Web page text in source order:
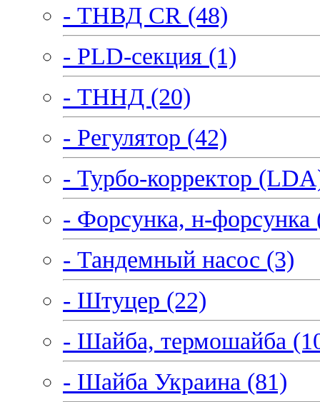
- ТНВД CR (48)
- PLD-секция (1)
- ТННД (20)
- Регулятор (42)
- Турбо-корректор
- Форсунка, н-форсунка
- Тандемный насос (3)
- Штуцер (22)
- Шайба, термошайба
- Шайба Украина (81)